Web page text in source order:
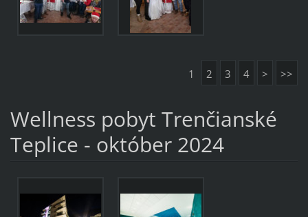
1 2 3 4 > >>
Wellness pobyt Trenčianské
Teplice - október 2024